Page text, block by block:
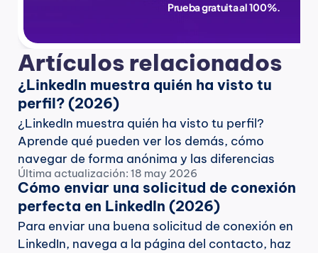
Prueba gratuita al 100%.
Artículos relacionados
¿LinkedIn muestra quién ha visto tu
perfil? (2026)
¿LinkedIn muestra quién ha visto tu perfil?
Aprende qué pueden ver los demás, cómo
navegar de forma anónima y las diferencias
entre las cuentas gratuitas y de pago.
Última actualización: 18 may 2026
Cómo enviar una solicitud de conexión
perfecta en LinkedIn (2026)
Para enviar una buena solicitud de conexión en
LinkedIn, navega a la página del contacto, haz